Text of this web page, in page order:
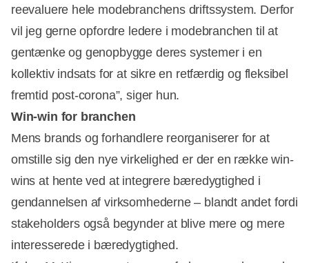
reevaluere hele modebranchens driftssystem. Derfor
vil jeg gerne opfordre ledere i modebranchen til at
gentænke og genopbygge deres systemer i en
kollektiv indsats for at sikre en retfærdig og fleksibel
fremtid post-corona”, siger hun.
Win-win for branchen
Mens brands og forhandlere reorganiserer for at
omstille sig den nye virkelighed er der en række win-
wins at hente ved at integrere bæredygtighed i
gendannelsen af virksomhederne – blandt andet fordi
stakeholders også begynder at blive mere og mere
interesserede i bæredygtighed.